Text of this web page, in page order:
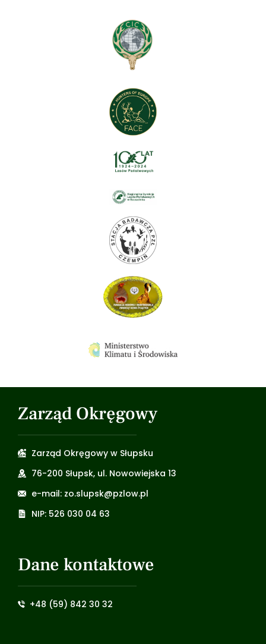
Zarząd Okręgowy
Zarząd Okręgowy w Słupsku
76-200 Słupsk, ul. Nowowiejska 13
e-mail: zo.slupsk@pzlow.pl
NIP: 526 030 04 63
Dane kontaktowe
+48 (59) 842 30 32